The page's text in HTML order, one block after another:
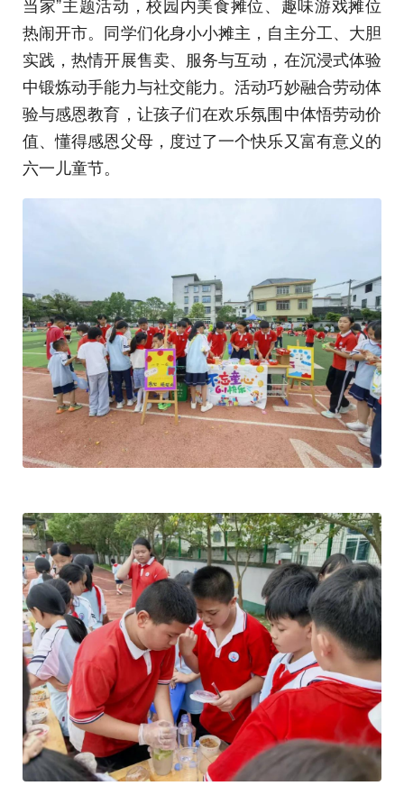
当家”主题活动，校园内美食摊位、趣味游戏摊位
热闹开市。同学们化身小小摊主，自主分工、大胆
实践，热情开展售卖、服务与互动，在沉浸式体验
中锻炼动手能力与社交能力。活动巧妙融合劳动体
验与感恩教育，让孩子们在欢乐氛围中体悟劳动价
值、懂得感恩父母，度过了一个快乐又富有意义的
六一儿童节。